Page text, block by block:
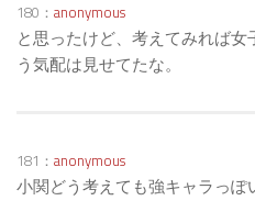
180： anonymous
と思ったけど、考えてみれば
う気配は見せてたな。
181： anonymous
小関どう考えても強キャラっぽ